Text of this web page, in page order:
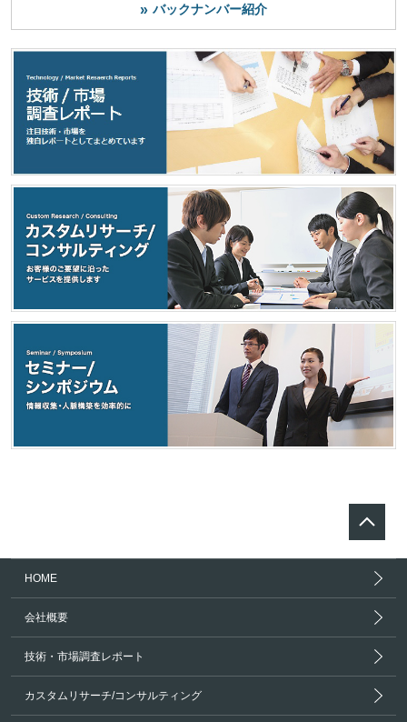
バックナンバー紹介
HOME
会社概要
技術・市場調査レポート
カスタムリサーチ/コンサルティング